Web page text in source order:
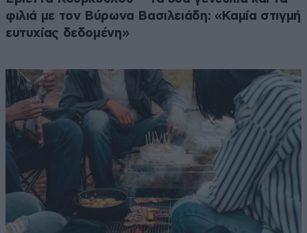
φιλιά με τον Βύρωνα Βασιλειάδη: «Καμία στιγμή
ευτυχίας δεδομένη»